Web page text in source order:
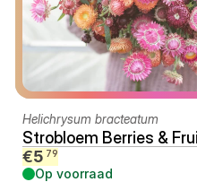
Helichrysum bracteatum
Strobloem Berries &
€5 79
Op voorraad